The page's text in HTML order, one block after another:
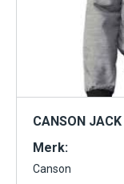
CANSON
Merk:
Canson